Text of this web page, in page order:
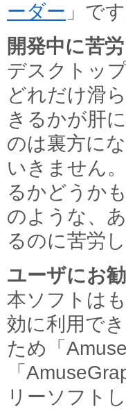
ーダー 」です
開発中に苦
デスクトッ
どれだけ滑
きるかが肝
のは裏方に
いきません
るかどうか
のような、
るのに苦労し
ユーザにお
本ソフトは
効に利用で
ため「
「
リーソフト